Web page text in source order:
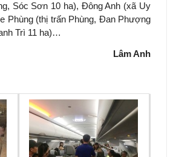
Sóc Sơn 10 ha), Đông Anh (xã Uy
Phùng (thị trấn Phùng, Đan Phượng
Trì 11 ha)…
Lâm Anh